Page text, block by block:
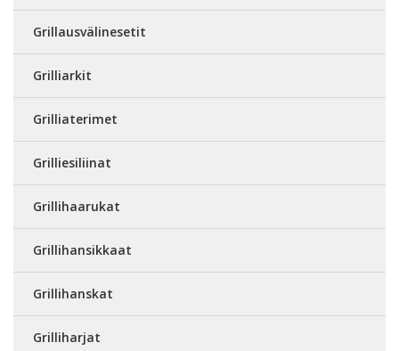
Grillausvälinesetit
Grilliarkit
Grilliaterimet
Grilliesiliinat
Grillihaarukat
Grillihansikkaat
Grillihanskat
Grilliharjat